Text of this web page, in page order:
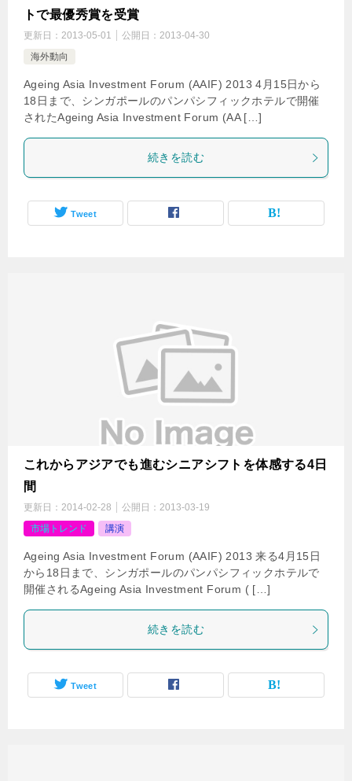
トで最優秀賞を受賞
更新日： 2013-05-01 公開日： 2013-04-30
海外動向
Ageing Asia Investment Forum (AAIF) 2013 4月15日から
18日まで、シンガポールのパンパシフィックホテルで開催
されたAgeing Asia Investment Forum (AA […]
続きを読む
Tweet
これからアジアでも進むシニアシフトを体感する4日
間
更新日： 2014-02-28 公開日： 2013-03-19
市場トレンド
講演
Ageing Asia Investment Forum (AAIF) 2013 来る4月15日
から18日まで、シンガポールのパンパシフィックホテルで
開催されるAgeing Asia Investment Forum ( […]
続きを読む
Tweet